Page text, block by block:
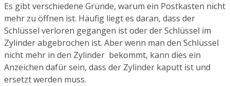
Es gibt verschiedene Gründe, warum ein Postkasten nicht
mehr zu öffnen ist. Häufig liegt es daran, dass der
Schlüssel verloren gegangen ist oder der Schlüssel im
Zylinder abgebrochen ist. Aber wenn man den Schlüssel
nicht mehr in den Zylinder bekommt, kann dies ein
Anzeichen dafür sein, dass der Zylinder kaputt ist und
ersetzt werden muss.